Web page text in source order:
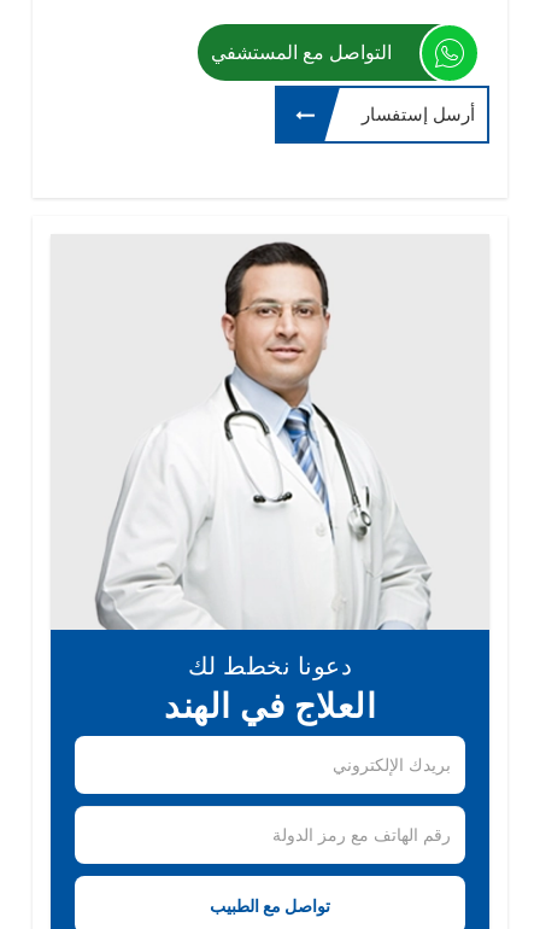
التواصل مع المستشفي
أرسل إستفسار
دعونا نخطط لك
العلاج في الهند